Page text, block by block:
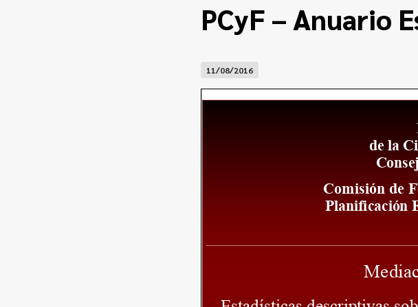
PCyF – Anuario
11/08/2016